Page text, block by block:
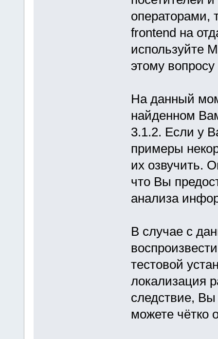
операторами,
frontend на
используйте
этому
На данный
найденном
3.1.2. Если у
примеры
их озвучить.
что Вы
анализа
В случае с
тестовой
локализация
следствие, Вы
можете чётко